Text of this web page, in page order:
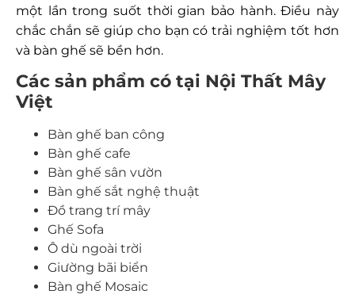
một lần trong suốt thời gian bảo hành. Điều này
chắc chắn sẽ giúp cho bạn có trải nghiệm tốt hơn
và bàn ghế sẽ bền hơn.
Các sản phẩm có tại Nội Thất Mây
Việt
Bàn ghế ban công
Bàn ghế cafe
Bàn ghế sân vườn
Bàn ghế sắt nghệ thuật
Đồ trang trí mây
Ghế Sofa
Ô dù ngoài trời
Giường bãi biển
Bàn ghế Mosaic